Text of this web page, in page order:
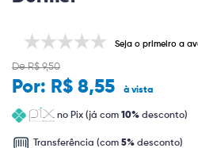
Seja o primeiro a
De R$ 9,50
Por: R$ 8,55 à vista
no Pix (já com 10% desconto)
Transferência (com 5% desconto)